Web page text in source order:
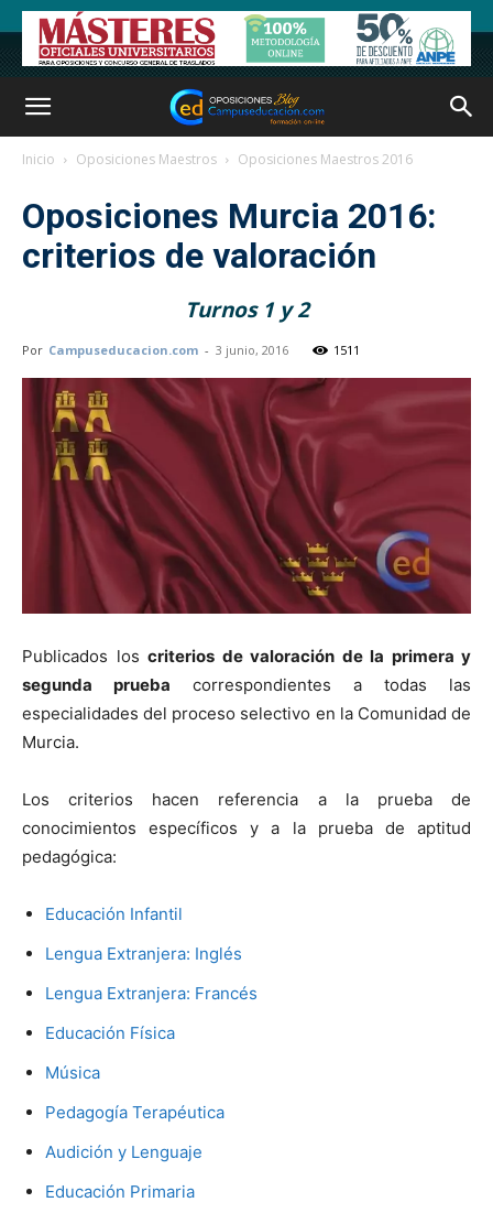
Inicio Oposiciones Maestros Oposiciones Maestros 2016
Oposiciones Murcia 2016:
criterios de valoración
Turnos 1 y 2
Por Campuseducacion.com - 3 junio, 2016 1511
Publicados los criterios de valoración de la primera y
segunda prueba correspondientes a todas las
especialidades del proceso selectivo en la Comunidad de
Murcia.
Los criterios hacen referencia a la prueba de
conocimientos específicos y a la prueba de aptitud
pedagógica:
Educación Infantil
Lengua Extranjera: Inglés
Lengua Extranjera: Francés
Educación Física
Música
Pedagogía Terapéutica
Audición y Lenguaje
Educación Primaria